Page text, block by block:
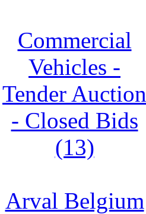
Commercial
Vehicles -
Tender Auction
- Closed Bids
(13)
Arval Belgium